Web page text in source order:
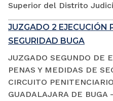
Superior del Distrito
JUZGADO 2 EJECUCIÓN
SEGURIDAD BUGA
JUZGADO SEGUNDO DE
PENAS Y MEDIDAS DE
CIRCUITO
GUADALAJARA DE BUGA